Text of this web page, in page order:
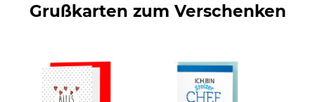
Grußkarten zum Verschenken